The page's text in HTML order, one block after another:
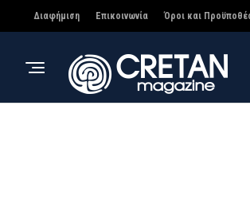
Διαφήμιση Επικοινωνία Όροι και